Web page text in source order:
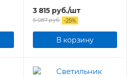
ПОДСВЕТКОЙ-GX53-П
WT пластиковый под
лампу GX53 230B белый
IP20
3 815руб./шт
5 087руб. -25%
В корзину